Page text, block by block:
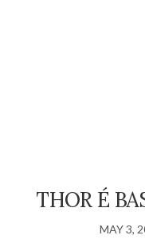
THOR É
MAY 3,